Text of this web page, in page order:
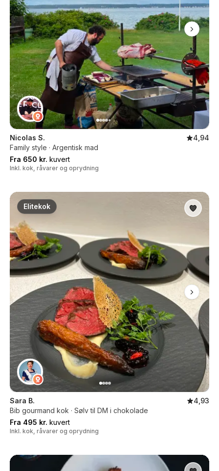
Nicolas S.
4,94
Family style · Argentisk mad
Fra 650 kr. kuvert
Inkl. kok, råvarer og oprydning
Elitekok
Sara B.
4,93
Bib gourmand kok · Sølv til DM i chokolade
Fra 495 kr. kuvert
Inkl. kok, råvarer og oprydning